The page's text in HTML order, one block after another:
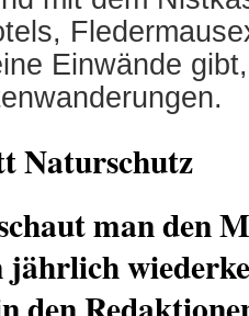
Einwände
Naturschutz
man den